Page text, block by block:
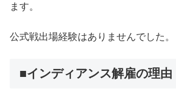
ます。
公式戦出場経験はありませんでした。
■インディアンス解雇の理由